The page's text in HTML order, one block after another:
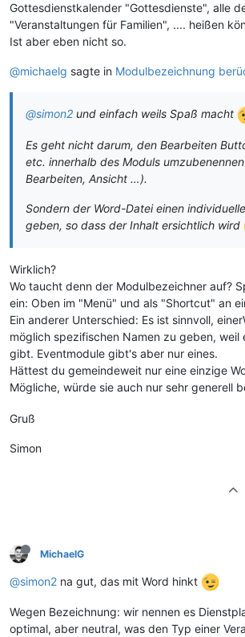
Gottesdienstkalender "Gottesdienste", alle
"Veranstaltungen für Familien", .... heißen
Ist aber eben nicht so.
@michaelg sagte in Modulbezeichnung
@simon2 und einfach weils Spaß macht
Es geht nicht darum, den Bearbeiten
etc. innerhalb des Moduls
Bearbeiten, Ansicht …).
Sondern der Word-Datei einen
geben, so dass der Inhalt ersichtlich wird
Wirklich?
Wo taucht denn der Modulbezeichner auf?
ein: Oben im "Menü" und als "Shortcut" an
Ein anderer Unterschied: Es ist sinnvoll,
möglich spezifischen Namen zu geben, weil
gibt. Eventmodule gibt's aber nur eines.
Hättest du gemeindeweit nur eine einzige
Mögliche, würde sie auch nur sehr generell
Gruß
Simon
MichaelG
@simon2 na gut, das mit Word hinkt
Wegen Bezeichnung: wir nennen es
optimal, aber neutral, was den Typ einer